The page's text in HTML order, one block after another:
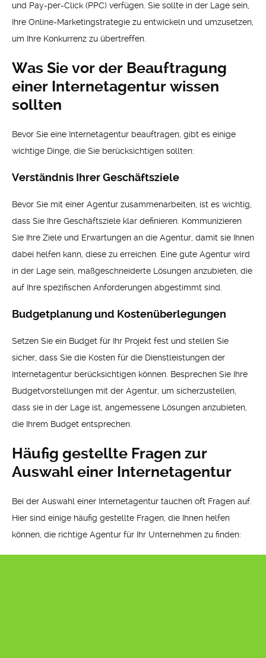
und Pay-per-Click (PPC) verfügen. Sie sollte in der Lage sein,
Ihre Online-Marketingstrategie zu entwickeln und umzusetzen,
um Ihre Konkurrenz zu übertreffen.
Was Sie vor der Beauftragung
einer Internetagentur wissen
sollten
Bevor Sie eine Internetagentur beauftragen, gibt es einige
wichtige Dinge, die Sie berücksichtigen sollten:
Verständnis Ihrer Geschäftsziele
Bevor Sie mit einer Agentur zusammenarbeiten, ist es wichtig,
dass Sie Ihre Geschäftsziele klar definieren. Kommunizieren
Sie Ihre Ziele und Erwartungen an die Agentur, damit sie Ihnen
dabei helfen kann, diese zu erreichen. Eine gute Agentur wird
in der Lage sein, maßgeschneiderte Lösungen anzubieten, die
auf Ihre spezifischen Anforderungen abgestimmt sind.
Budgetplanung und Kostenüberlegungen
Setzen Sie ein Budget für Ihr Projekt fest und stellen Sie
sicher, dass Sie die Kosten für die Dienstleistungen der
Internetagentur berücksichtigen können. Besprechen Sie Ihre
Budgetvorstellungen mit der Agentur, um sicherzustellen,
dass sie in der Lage ist, angemessene Lösungen anzubieten,
die Ihrem Budget entsprechen.
Häufig gestellte Fragen zur
Auswahl einer Internetagentur
Bei der Auswahl einer Internetagentur tauchen oft Fragen auf.
Hier sind einige häufig gestellte Fragen, die Ihnen helfen
können, die richtige Agentur für Ihr Unternehmen zu finden: